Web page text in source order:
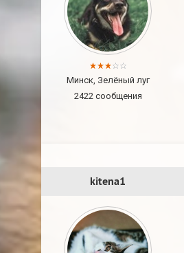
Минск, Зелёный луг
2422 сообщения
kitena1